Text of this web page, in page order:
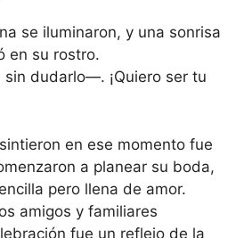
se iluminaron, y una sonrisa
en su rostro.
dudarlo—. ¡Quiero ser tu
en ese momento fue
a planear su boda,
pero llena de amor.
amigos y familiares
fue un reflejo de la